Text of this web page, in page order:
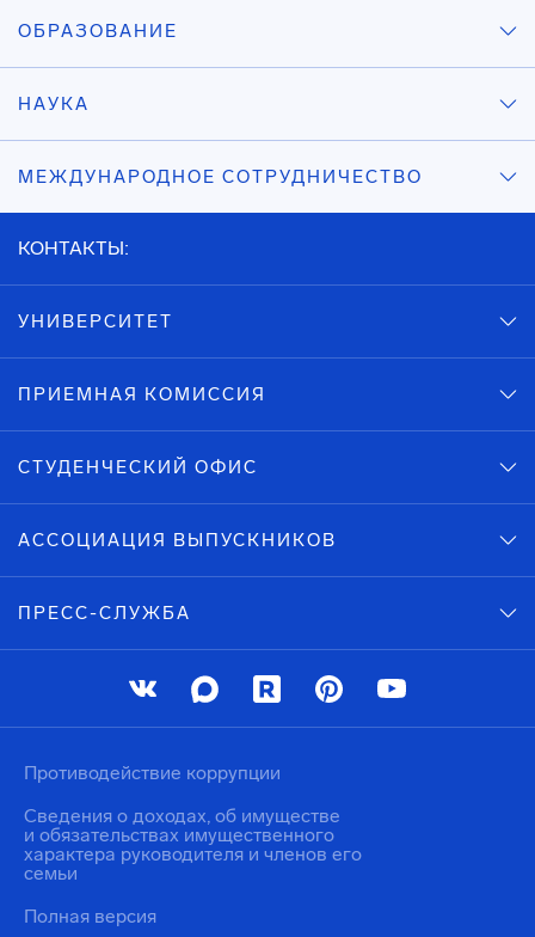
ОБРАЗОВАНИЕ
НАУКА
МЕЖДУНАРОДНОЕ СОТРУДНИЧЕСТВО
КОНТАКТЫ:
УНИВЕРСИТЕТ
ПРИЕМНАЯ КОМИССИЯ
СТУДЕНЧЕСКИЙ ОФИС
АССОЦИАЦИЯ ВЫПУСКНИКОВ
ПРЕСС-СЛУЖБА
Противодействие коррупции
Сведения о доходах, об имуществе
и обязательствах имущественного
характера руководителя и членов его
семьи
Полная версия